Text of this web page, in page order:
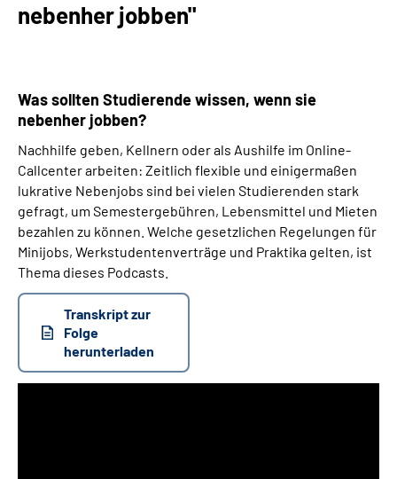
Über uns & Presse
Online-Services
Suche
Language
Leichte Sprache
nebenher jobben"
Was sollten Studierende wissen, wenn sie
nebenher jobben?
Nachhilfe geben, Kellnern oder als Aushilfe im Online-
Callcenter arbeiten: Zeitlich flexible und einigermaßen
lukrative Nebenjobs sind bei vielen Studierenden stark
gefragt, um Semestergebühren, Lebensmittel und Mieten
bezahlen zu können. Welche gesetzlichen Regelungen für
Minijobs, Werkstudentenverträge und Praktika gelten, ist
Thema dieses Podcasts.
Transkript zur
Folge
herunterladen